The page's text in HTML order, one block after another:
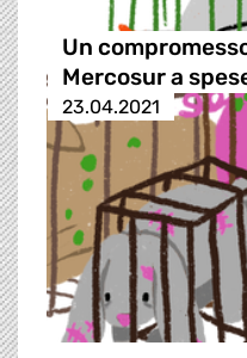
Un
Mercosur a
23.04.2021